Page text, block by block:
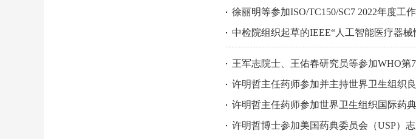
徐丽明等参加ISO/TC150/SC7 2022年度工
中检院组织起草的IEEE“人工智能医疗器
王军志院士、王佑春研究员等参加WHO
许明哲主任药师参加并主持世界卫生组织
许明哲主任药师参加世界卫生组织国际药
许明哲博士参加美国药典委员会（USP）